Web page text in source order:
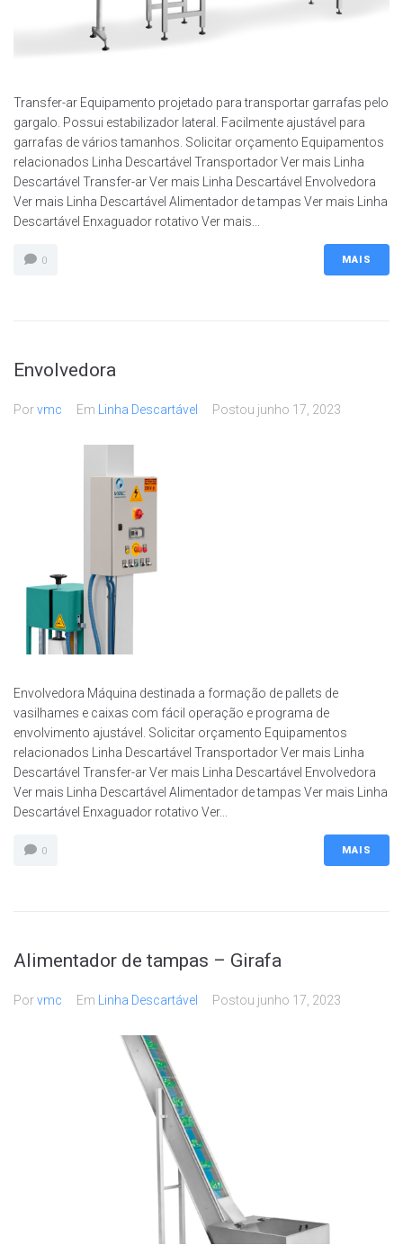
Transfer-ar Equipamento projetado para transportar garrafas pelo
gargalo. Possui estabilizador lateral. Facilmente ajustável para
garrafas de vários tamanhos. Solicitar orçamento Equipamentos
relacionados Linha Descartável Transportador Ver mais Linha
Descartável Transfer-ar Ver mais Linha Descartável Envolvedora
Ver mais Linha Descartável Alimentador de tampas Ver mais Linha
Descartável Enxaguador rotativo Ver mais...
0 MAIS
Envolvedora
Porvmc Em Linha Descartável Postou junho 17, 2023
Envolvedora Máquina destinada a formação de pallets de
vasilhames e caixas com fácil operação e programa de
envolvimento ajustável. Solicitar orçamento Equipamentos
relacionados Linha Descartável Transportador Ver mais Linha
Descartável Transfer-ar Ver mais Linha Descartável Envolvedora
Ver mais Linha Descartável Alimentador de tampas Ver mais Linha
Descartável Enxaguador rotativo Ver...
0 MAIS
Alimentador de tampas – Girafa
Porvmc Em Linha Descartável Postou junho 17, 2023